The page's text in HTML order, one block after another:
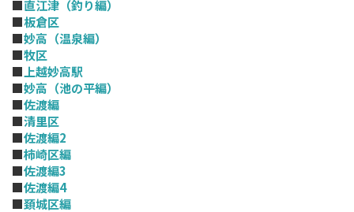
■直江津（釣り編）
■板倉区
■妙高（温泉編）
■牧区
■上越妙高駅
■妙高（池の平編）
■佐渡編
■清里区
■佐渡編2
■柿崎区編
■佐渡編3
■佐渡編4
■頚城区編